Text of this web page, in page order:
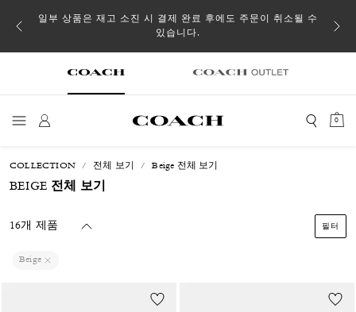
일부 상품은 재고 소진 시 결제 완료 후에도 주문이 취소될 수
있습니다.
0
COLLECTION 전체 보기 Beige 전체 보기
BEIGE 전체 보기
16개 제품 필터
Beige